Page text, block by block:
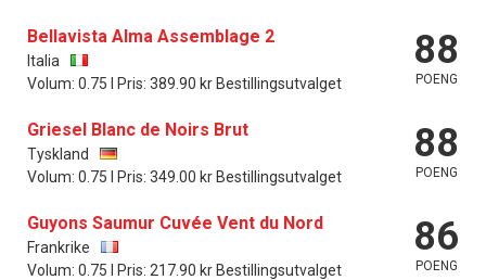
Bellavista Alma Assemblage 2
Italia
Volum: 0.75 l Pris: 389.90 kr Bestillingsutvalget
88
POENG
Griesel Blanc de Noirs Brut
Tyskland
Volum: 0.75 l Pris: 349.00 kr Bestillingsutvalget
88
POENG
Guyons Saumur Cuvée Vent du Nord
Frankrike
Volum: 0.75 l Pris: 217.90 kr Bestillingsutvalget
86
POENG